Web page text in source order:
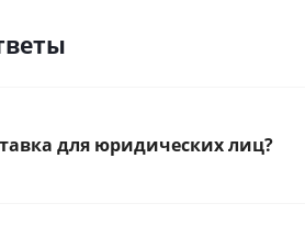
для юридических лиц?